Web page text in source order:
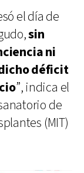
el día de
sin
ni
déficit
”, indica el
de
(MIT)